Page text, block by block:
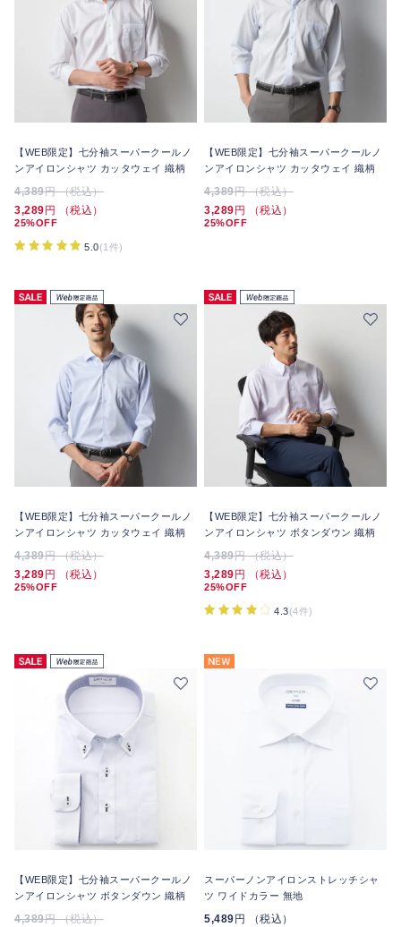
【WEB限定】七分袖スーパークールノ
ンアイロンシャツ カッタウェイ 織柄
4,389円 （税込）
3,289円 （税込）
25%OFF
5.0(1件)
【WEB限定】七分袖スーパークールノ
ンアイロンシャツ カッタウェイ 織柄
4,389円 （税込）
3,289円 （税込）
25%OFF
【WEB限定】七分袖スーパークールノ
ンアイロンシャツ カッタウェイ 織柄
4,389円 （税込）
3,289円 （税込）
25%OFF
【WEB限定】七分袖スーパークールノ
ンアイロンシャツ ボタンダウン 織柄
4,389円 （税込）
3,289円 （税込）
25%OFF
4.3(4件)
【WEB限定】七分袖スーパークールノ
ンアイロンシャツ ボタンダウン 織柄
4,389円 （税込）
スーパーノンアイロンストレッチシャ
ツ ワイドカラー 無地
5,489 円 （税込）